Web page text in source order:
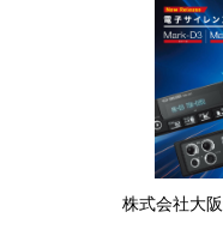
株式会社大